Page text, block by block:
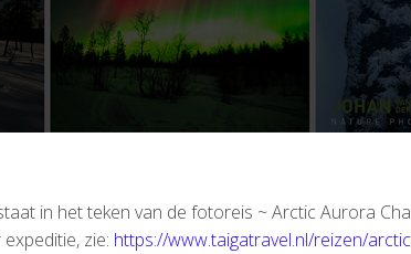
in het teken van de fotoreis ~ Arctic Aurora
zie: https://www.taigatravel.nl/reizen/